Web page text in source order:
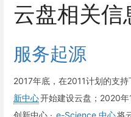
云盘相关信
服务起源
2017年底，在2011计划的支持
新中心开始建设云盘；2020
创新中心 · e-Science 中心将